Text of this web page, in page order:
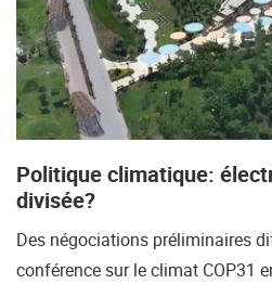
Politique climatique:
divisée?
Des négociations préliminaires
conférence sur le climat COP31